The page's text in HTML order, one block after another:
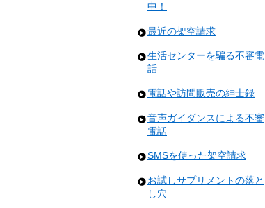
中！
最近の架空請求
生活センターを騙る不審電
話
電話や訪問販売の紳士録
音声ガイダンスによる不審
電話
SMSを使った架空請求
お試しサプリメントの落と
し穴